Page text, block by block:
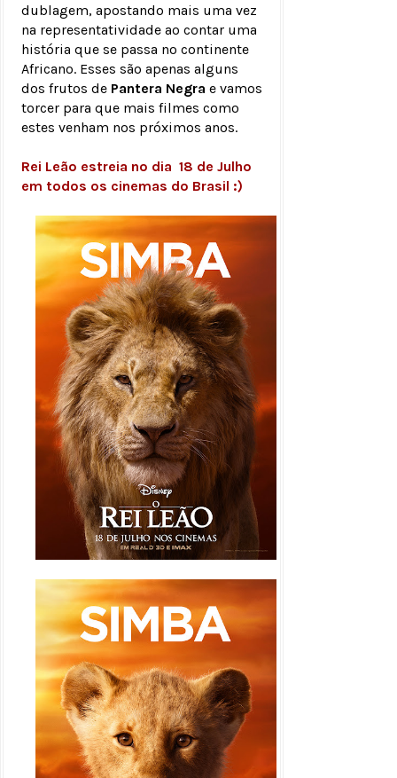
dublagem, apostando mais uma vez
na representatividade ao contar uma
história que se passa no continente
Africano. Esses são apenas alguns
dos frutos de Pantera Negra e vamos
torcer para que mais filmes como
estes venham nos próximos anos.
Rei Leão estreia no dia 18 de Julho
em todos os cinemas do Brasil :)